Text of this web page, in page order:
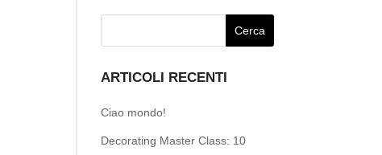
ARTICOLI RECENTI
Ciao mondo!
Decorating Master Class: 10